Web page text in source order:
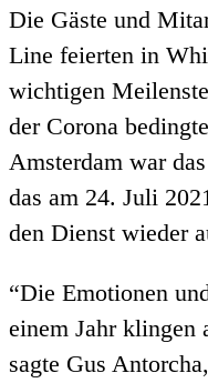
Die Gäste und
Line feierten in
wichtigen
der Corona
Amsterdam war
das am 24. Juli
den Dienst wieder
“Die Emotionen
einem Jahr klingen
sagte Gus